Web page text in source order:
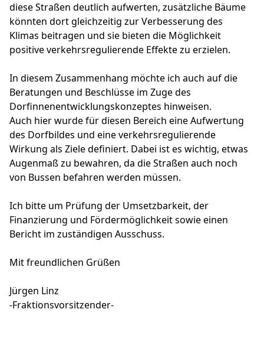
diese Straßen deutlich aufwerten, zusätzliche Bäume
könnten dort gleichzeitig zur Verbesserung des
Klimas beitragen und sie bieten die Möglichkeit
positive verkehrsregulierende Effekte zu erzielen.
In diesem Zusammenhang möchte ich auch auf die
Beratungen und Beschlüsse im Zuge des
Dorfinnenentwicklungskonzeptes hinweisen.
Auch hier wurde für diesen Bereich eine Aufwertung
des Dorfbildes und eine verkehrsregulierende
Wirkung als Ziele definiert. Dabei ist es wichtig, etwas
Augenmaß zu bewahren, da die Straßen auch noch
von Bussen befahren werden müssen.
Ich bitte um Prüfung der Umsetzbarkeit, der
Finanzierung und Fördermöglichkeit sowie einen
Bericht im zuständigen Ausschuss.
Mit freundlichen Grüßen
Jürgen Linz
-Fraktionsvorsitzender-